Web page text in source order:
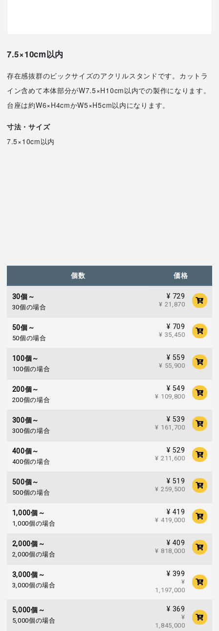
7.5×10cm以内
存在感抜群のビックサイズのアクリルスタンドです。カットラ
イン含めて本体部分がW7.5×H10cm以内での製作になります。
台座は約W6×H4cmかW5×H5cm以内になります。
寸法・サイズ
7.5×10cm以内
個数 価格
30個～
30個の場合
¥ 729
¥ 21,870
50個～
50個の場合
¥ 709
¥ 35,450
100個～
100個の場合
¥ 559
¥ 55,900
200個～
200個の場合
¥ 549
¥ 109,800
300個～
300個の場合
¥ 539
¥ 161,700
400個～
400個の場合
¥ 529
¥ 211,600
500個～
500個の場合
¥ 519
¥ 259,500
1,000個～
1,000個の場合
¥ 419
¥ 419,000
2,000個～
2,000個の場合
¥ 409
¥ 818,000
3,000個～
3,000個の場合
¥ 399
¥
1,197,000
5,000個～
5,000個の場合
¥ 369
¥
1,845,000